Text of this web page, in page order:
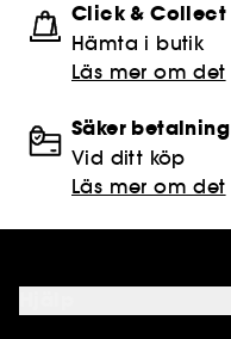
Click & Collect
Hämta i butik​
Läs mer om det
Säker betalning
Vid ditt köp
Läs mer om det